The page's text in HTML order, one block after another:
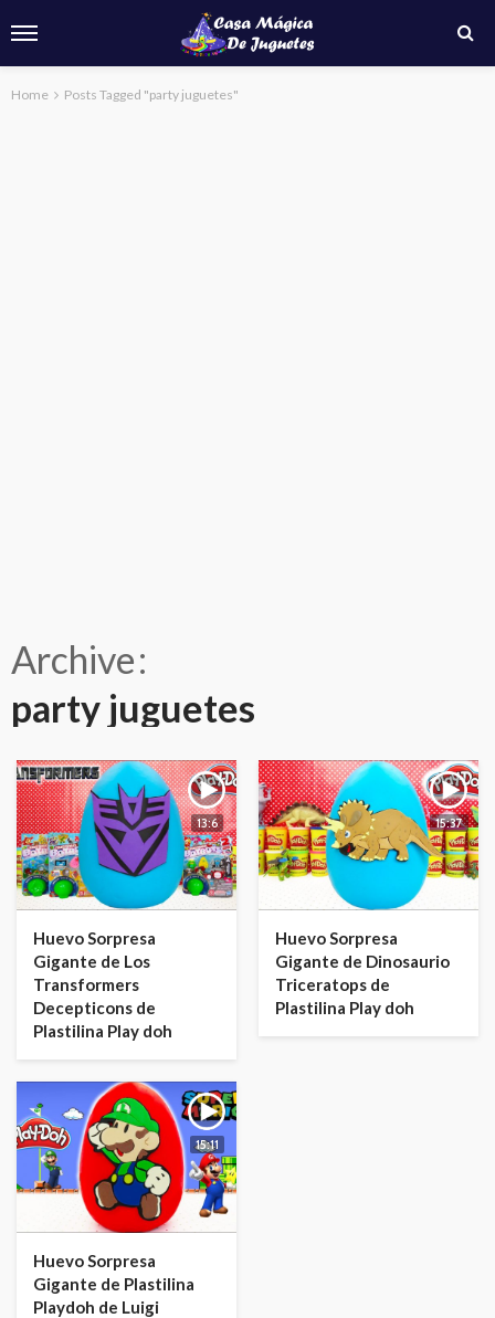
Home Posts Tagged "party juguetes"
Archive
party juguetes
13:6
Huevo Sorpresa
Gigante de Los
Transformers
Decepticons de
Plastilina Play doh
15:37
Huevo Sorpresa
Gigante de Dinosaurio
Triceratops de
Plastilina Play doh
15:11
Huevo Sorpresa
Gigante de Plastilina
Playdoh de Luigi